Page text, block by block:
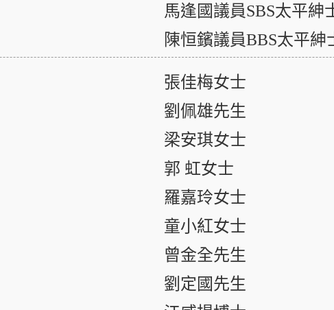
馬逢國議員SBS太平紳
陳恒鑌議員BBS太平紳
張佳梅女士
劉佩雄先生
梁安琪女士
郭 虹女士
羅嘉玲女士
童小紅女士
曾金全先生
劉定國先生